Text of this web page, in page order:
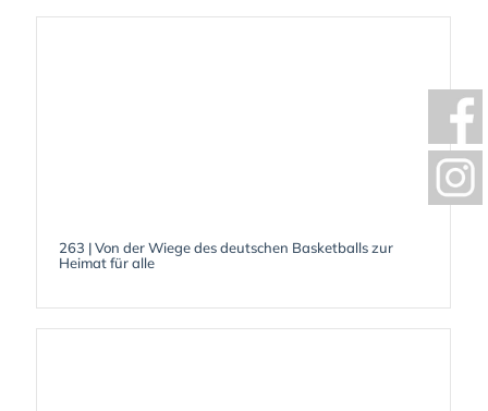
263 | Von der Wiege des deutschen Basketballs zur
Heimat für alle